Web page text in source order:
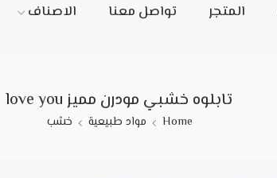
المتجر تواصل معنا الاصناف
تابلوه خشبي مودرن مميز love you
Home مواد طبيعية خشب